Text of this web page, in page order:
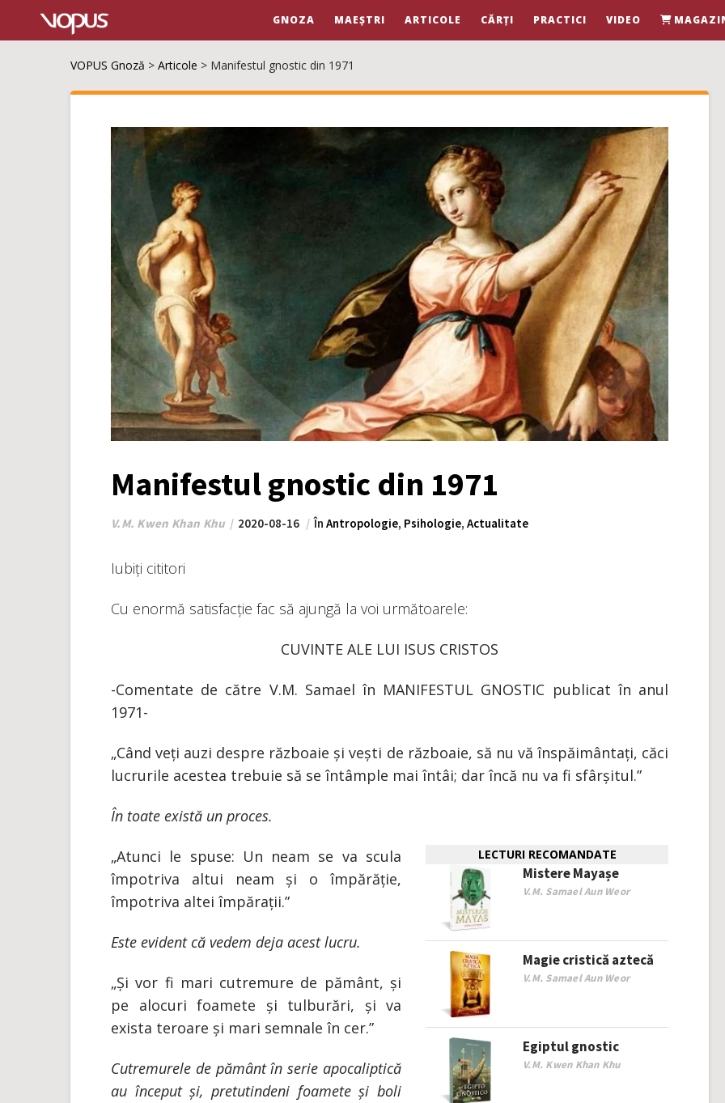
GNOZA MAEȘTRI ARTICOLE CĂRȚI PRACTICI VIDEO
VOPUS Gnoză > Articole > Manifestul gnostic din 1971
Manifestul gnostic din 1971
V.M. Kwen Khan Khu 2020-08-16 În Antropologie, Psihologie, Actualitate
Iubiți cititori
Cu enormă satisfacție fac să ajungă la voi următoarele:
CUVINTE ALE LUI ISUS CRISTOS
-Comentate de către V.M. Samael în MANIFESTUL GNOSTIC publicat în anul
1971-
„Când veți auzi despre războaie și vești de războaie, să nu vă înspăimântați, căci
lucrurile acestea trebuie să se întâmple mai întâi; dar încă nu va fi sfârșitul.”
În toate există un proces.
LECTURI RECOMANDATE
Mistere Mayașe
V.M. Samael Aun Weor
Magie cristică aztecă
V.M. Samael Aun Weor
Egiptul gnostic
V.M. Kwen Khan Khu
„Atunci le spuse: Un neam se va scula
împotriva altui neam și o împărăție,
împotriva altei împărații.”
Este evident că vedem deja acest lucru.
„Și vor fi mari cutremure de pământ, și
pe alocuri foamete și tulburări, și va
exista teroare și mari semnale în cer.”
Cutremurele de pământ în serie apocaliptică
au început și, pretutindeni foamete și boli